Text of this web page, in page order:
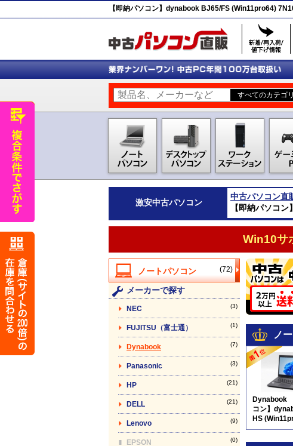
【即納パソコン】dynabook BJ65/FS (Win11pro64)
激安中古パソコン
中古パソコン直
【即納パソコ
Win10サ
(72)
メーカーで探す
NEC (3)
FUJITSU（富士通） (1)
Dynabook (7)
Panasonic (3)
HP (21)
DELL (21)
Lenovo (9)
EPSON (0)
ノ
Dynabook
コン】
HS